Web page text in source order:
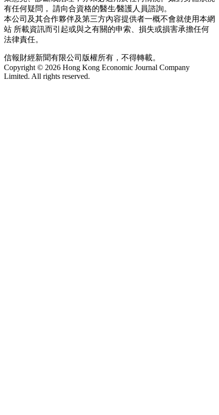
有任何疑問， 請向合資格的醫生∕醫護人員諮詢。
本公司及其合作夥伴及第三方內容提供者一概不會就使用本網
站 所載資訊而引起或與之有關的申索、損失或損害承擔任何
法律責任。
信報財經新聞有限公司版權所有，不得轉載。
Copyright © 2026 Hong Kong Economic Journal Company
Limited. All rights reserved.